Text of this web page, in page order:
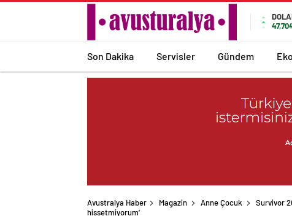
Son Dakika Servisler Gündem
Avustralya Haber Magazin Anne Çocuk
Survivor
hissetmiyorum’